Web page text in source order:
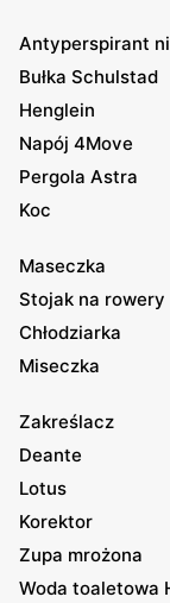
Antyperspirant
Bułka Schulstad
Henglein
Napój 4Move
Pergola Astra
Koc
Maseczka
Stojak na rowery
Chłodziarka
Miseczka
Zakreślacz
Deante
Lotus
Korektor
Zupa mrożona
Woda toaletowa